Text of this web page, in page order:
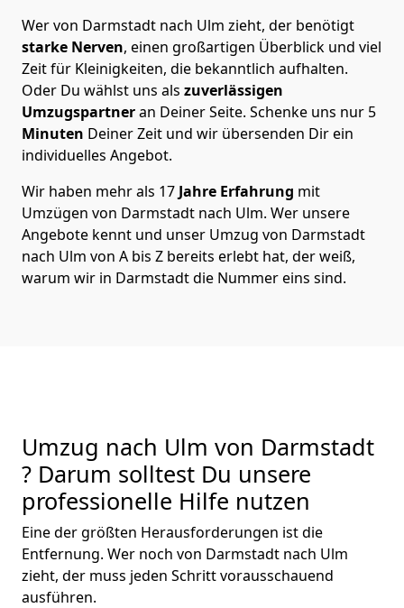
Wer von Darmstadt nach Ulm zieht, der benötigt
starke Nerven, einen großartigen Überblick und viel
Zeit für Kleinigkeiten, die bekanntlich aufhalten.
Oder Du wählst uns als zuverlässigen
Umzugspartneran Deiner Seite. Schenke uns nur 5
Minuten Deiner Zeit und wir übersenden Dir ein
individuelles Angebot.
Wir haben mehr als 17 Jahre Erfahrung mit
Umzügen von Darmstadt nach Ulm. Wer unsere
Angebote kennt und unser Umzug von Darmstadt
nach Ulm von A bis Z bereits erlebt hat, der weiß,
warum wir in Darmstadt die Nummer eins sind.
Umzug nach Ulm von Darmstadt
? Darum solltest Du unsere
professionelle Hilfe nutzen
Eine der größten Herausforderungen ist die
Entfernung. Wer noch von Darmstadt nach Ulm
zieht, der muss jeden Schritt vorausschauend
ausführen.